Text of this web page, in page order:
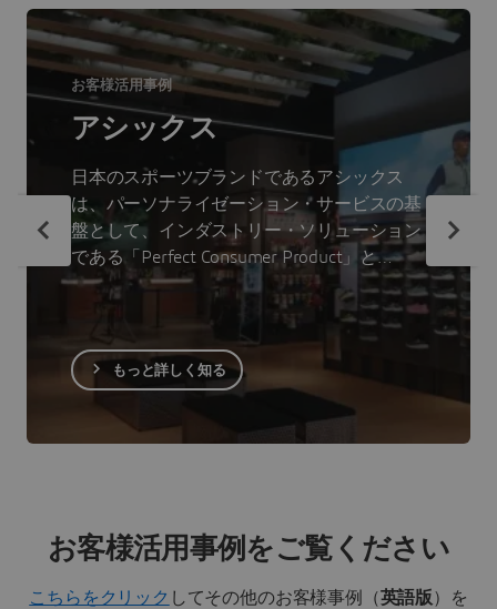
お客様活用事例
アシックス
日本のスポーツブランドであるアシックス
は、パーソナライゼーション・サービスの基
盤として、インダストリー・ソリューション
である「Perfect Consumer Product」と
「Perfect Product Staging」を活用していま
す。3DEXPERIENCEプラットフォーム・オ
ン・ザ・クラウドによって、アシックスは普
段お客様が見る機会のない製品の部分を紹介
することができ、消費者は十分な情報を得た
上で購入の意思決定を行うことができます。
もっと詳しく知る
お客様活用事例をご覧ください
こちらをクリック してその他のお客様事例（英語版）を